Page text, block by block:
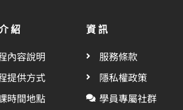
紹
內容說明
提供方式
時間地點
資訊
服務條款
隱私權政策
學員專屬社群